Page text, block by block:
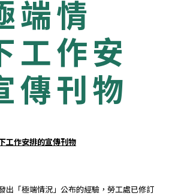
端情
工作安
傳刊物
工作安排的宣傳刊物
出「極端情況」公布的經驗，勞工處已修訂